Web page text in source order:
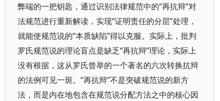
弊端的一把钥匙，通过识别法律规范中的“再抗辩”对
法规范进行重新解读，实现“证明责任的分层”处理，
就能使规范说的“本质缺陷”得以克服。实际上，批判
罗氏规范说的理论盲点是缺乏“再抗辩”理论，实际上
没有根据，这从罗氏曾举的一个著名的六次转换抗辩
的法例可见一斑。“再抗辩”不是突破规范说的新方
法，而是内在地包含在规范说分配方法之中的核心因